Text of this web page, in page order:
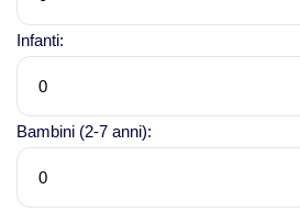
Infanti:
Bambini (2-7 anni):